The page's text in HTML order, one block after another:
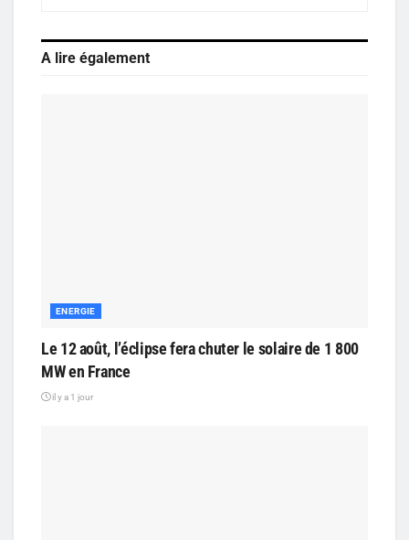
A lire également
ENERGIE
Le 12 août, l’éclipse fera chuter le solaire de 1 800
MW en France
il y a 1 jour